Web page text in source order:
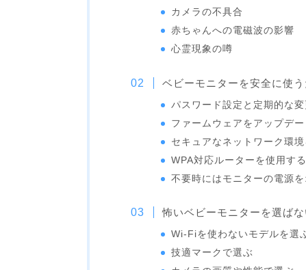
カメラの不具合
赤ちゃんへの電磁波の影響
心霊現象の噂
ベビーモニターを安全に使
パスワード設定と定期的な変
ファームウェアをアップデー
セキュアなネットワーク環境
WPA対応ルーターを使用する
不要時にはモニターの電源を
怖いベビーモニターを選ば
Wi-Fiを使わないモデルを選
技適マークで選ぶ